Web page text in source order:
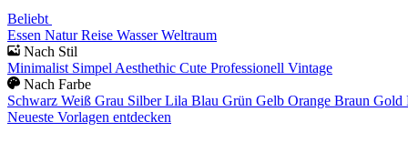
Beliebt
Essen Natur Reise Wasser Weltraum
Nach Stil
Minimalist Simpel Aesthethic Cute Professionell Vintage
Nach Farbe
Schwarz Weiß Grau Silber Lila Blau Grün Gelb Orange Braun Gold
Neueste Vorlagen entdecken